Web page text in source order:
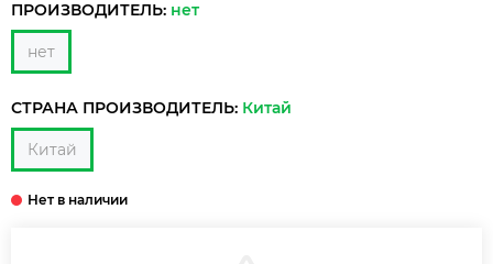
ПРОИЗВОДИТЕЛЬ: нет
нет
СТРАНА ПРОИЗВОДИТЕЛЬ: Китай
Китай